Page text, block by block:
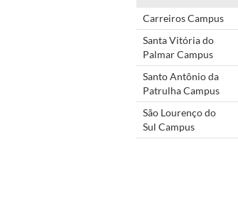
Carreiros Campus
Santa Vitória do
Palmar Campus
Santo Antônio da
Patrulha Campus
São Lourenço do
Sul Campus